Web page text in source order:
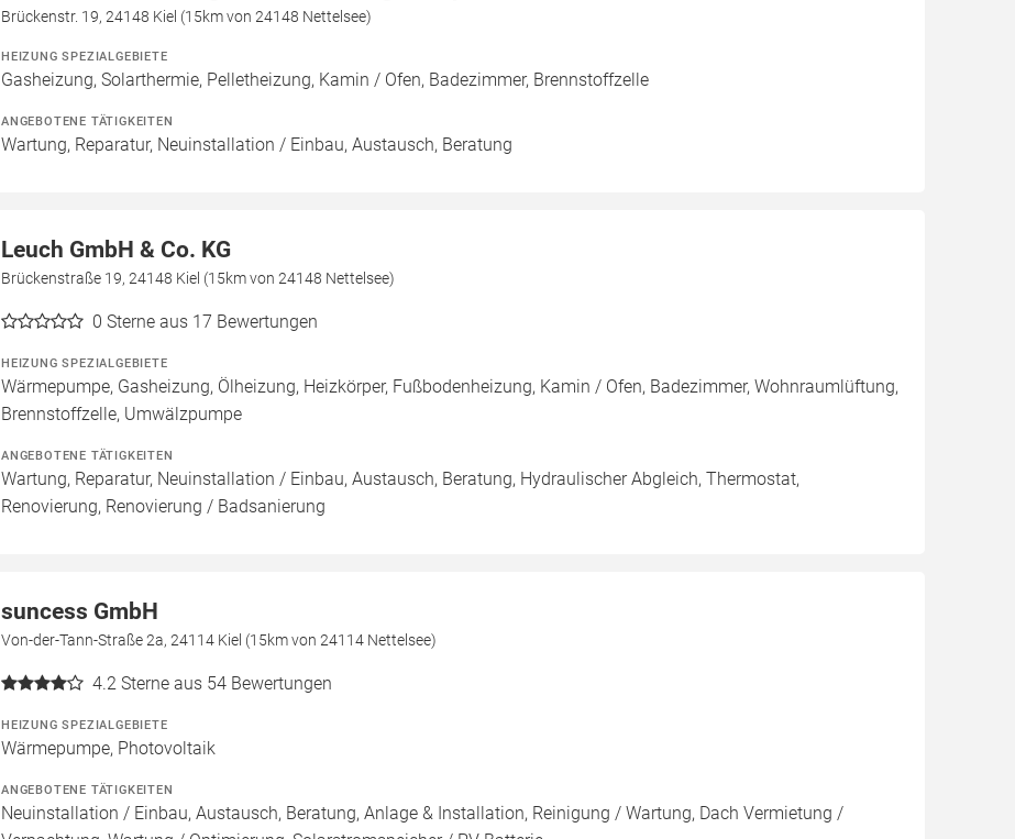
Brückenstr. 19, 24148 Kiel (15km von 24148 Nettelsee)
HEIZUNG SPEZIALGEBIETE
Gasheizung, Solarthermie, Pelletheizung, Kamin / Ofen, Badezimmer, Brennstoffzelle
ANGEBOTENE TÄTIGKEITEN
Wartung, Reparatur, Neuinstallation / Einbau, Austausch, Beratung
Leuch GmbH & Co. KG
Brückenstraße 19, 24148 Kiel (15km von 24148 Nettelsee)
0 Sterne aus 17 Bewertungen
HEIZUNG SPEZIALGEBIETE
Wärmepumpe, Gasheizung, Ölheizung, Heizkörper, Fußbodenheizung, Kamin / Ofen, Badezimmer, Wohnraumlüftung,
Brennstoffzelle, Umwälzpumpe
ANGEBOTENE TÄTIGKEITEN
Wartung, Reparatur, Neuinstallation / Einbau, Austausch, Beratung, Hydraulischer Abgleich, Thermostat,
Renovierung, Renovierung / Badsanierung
suncess GmbH
Von-der-Tann-Straße 2a, 24114 Kiel (15km von 24114 Nettelsee)
4.2 Sterne aus 54 Bewertungen
HEIZUNG SPEZIALGEBIETE
Wärmepumpe, Photovoltaik
ANGEBOTENE TÄTIGKEITEN
Neuinstallation / Einbau, Austausch, Beratung, Anlage & Installation, Reinigung / Wartung, Dach Vermietung /